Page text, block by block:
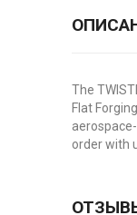
The
Flat
order with